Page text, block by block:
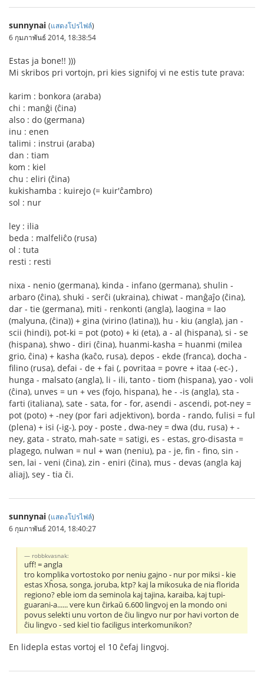
sunnynai (แสดงโปรไฟล์)
6 กุมภาพันธ์ 2014, 18:38:54
Estas ja bone!! )))
Mi skribos pri vortojn, pri kies signifoj vi ne estis tute prava:
karim : bonkora (araba)
chi : manĝi (ĉina)
also : do (germana)
inu : enen
talimi : instrui (araba)
dan : tiam
kom : kiel
chu : eliri (ĉina)
kukishamba : kuirejo (= kuir'ĉambro)
sol : nur
ley : ilia
beda : malfeliĉo (rusa)
ol : tuta
resti : resti
nixa - nenio (germana), kinda - infano (germana), shulin -
arbaro (ĉina), shuki - serĉi (ukraina), chiwat - manĝaĵo (ĉina),
dar - tie (germana), miti - renkonti (angla), laogina = lao
(malyuna, (ĉina)) + gina (virino (latina)), hu - kiu (angla), jan -
scii (hindi), pot-ki = pot (poto) + ki (eta), a - al (hispana), si - se
(hispana), shwo - diri (ĉina), huanmi-kasha = huanmi (milea
grio, ĉina) + kasha (kaĉo, rusa), depos - ekde (franca), docha -
filino (rusa), defai - de + fai (, povritaa = povre + itaa (-ec-) ,
hunga - malsato (angla), li - ili, tanto - tiom (hispana), yao - voli
(ĉina), unves = un + ves (fojo, hispana), he - -is (angla), sta -
farti (italiana), sate - sata, for - for, asendi - ascendi, pot-ney =
pot (poto) + -ney (por fari adjektivon), borda - rando, fulisi = ful
(plena) + isi (-ig-), poy - poste , dwa-ney = dwa (du, rusa) + -
ney, gata - strato, mah-sate = satigi, es - estas, gro-disasta =
plagego, nulwan = nul + wan (neniu), pa - je, fin - fino, sin -
sen, lai - veni (ĉina), zin - eniri (ĉina), mus - devas (angla kaj
aliaj), sey - tia ĉi.
sunnynai (แสดงโปรไฟล์)
6 กุมภาพันธ์ 2014, 18:40:27
robbkvasnak:
uff! = angla
tro komplika vortostoko por neniu gajno - nur por miksi - kie
estas Xĥosa, songa, joruba, ktp? kaj la mikosuka de nia florida
regiono? eble iom da seminola kaj tajina, karaiba, kaj tupi-
guarani-a...... vere kun ĉirkaŭ 6.600 lingvoj en la mondo oni
povus selekti unu vorton de ĉiu lingvo nur por havi vorton de
ĉiu lingvo - sed kiel tio faciligus interkomunikon?
En lidepla estas vortoj el 10 ĉefaj lingvoj.